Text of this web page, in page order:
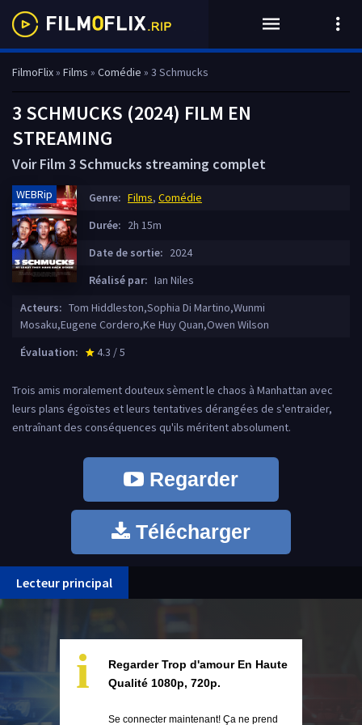
FilmoFlix» Films » Comédie » 3 Schmucks
3 SCHMUCKS (2024) FILM EN
STREAMING
Voir Film 3 Schmucks streaming complet
WEBRip Genre: Films, Comédie
Durée: 2h 15m
Date de sortie: 2024
Réalisé par: Ian Niles
Acteurs: Tom Hiddleston,Sophia Di Martino,Wunmi
Mosaku,Eugene Cordero,Ke Huy Quan,Owen Wilson
Évaluation:
star_rate
4.3 / 5
Trois amis moralement douteux sèment le chaos à Manhattan avec
leurs plans égoïstes et leurs tentatives dérangées de s'entraider,
entraînant des conséquences qu'ils méritent absolument.
Regarder
Télécharger
Lecteur principal
i
Regarder Trop d'amour En Haute
Qualité 1080p, 720p.
Se connecter maintenant! Ça ne prend